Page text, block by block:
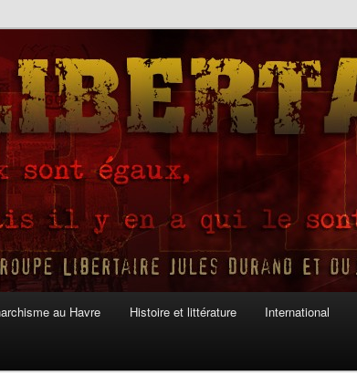
au Havre Histoire et littérature International